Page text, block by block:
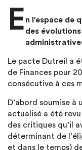
E n l'espace de
des
Le pacte Dutreil a
de Finances pour
consécutive à ces
D’abord soumise
actualisé a été
des critiques qu’il
déterminant de
et dans le temps)